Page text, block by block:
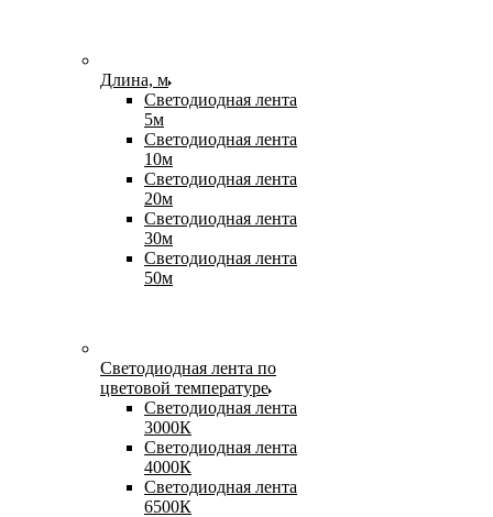
Длина, м
Светодиодная лента
5м
Светодиодная лента
10м
Светодиодная лента
20м
Светодиодная лента
30м
Светодиодная лента
50м
Светодиодная лента по
цветовой температуре
Светодиодная лента
3000К
Светодиодная лента
4000К
Светодиодная лента
6500К